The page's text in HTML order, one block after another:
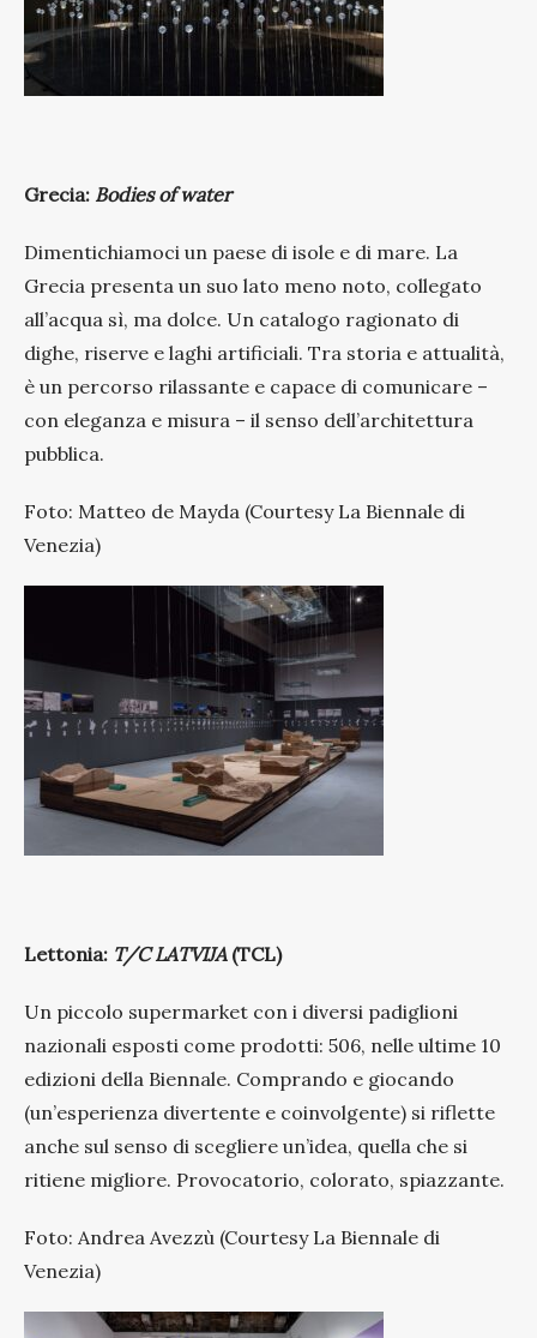
Grecia: Bodies of water
Dimentichiamoci un paese di isole e di mare. La
Grecia presenta un suo lato meno noto, collegato
all’acqua sì, ma dolce. Un catalogo ragionato di
dighe, riserve e laghi artificiali. Tra storia e attualità,
è un percorso rilassante e capace di comunicare –
con eleganza e misura – il senso dell’architettura
pubblica.
Foto: Matteo de Mayda (Courtesy La Biennale di
Venezia)
Lettonia: T/C LATVIJA(TCL)
Un piccolo supermarket con i diversi padiglioni
nazionali esposti come prodotti: 506, nelle ultime 10
edizioni della Biennale. Comprando e giocando
(un’esperienza divertente e coinvolgente) si riflette
anche sul senso di scegliere un’idea, quella che si
ritiene migliore. Provocatorio, colorato, spiazzante.
Foto: Andrea Avezzù (Courtesy La Biennale di
Venezia)